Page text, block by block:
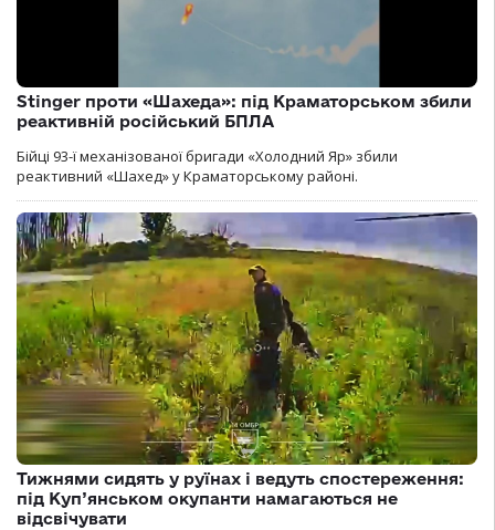
Stinger проти «Шахеда»: під Краматорськом збили
реактивній російський БПЛА
Бійці 93-ї механізованої бригади «Холодний Яр» збили
реактивний «Шахед» у Краматорському районі.
Тижнями сидять у руїнах і ведуть спостереження:
під Куп’янськом окупанти намагаються не
відсвічувати